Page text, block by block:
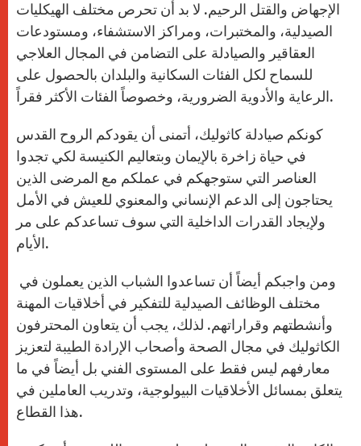
الإجهاض والقتل الرحيم. لا بد أن تحرص مختلف الهيكليات
الصيدلية، والمختبرات، ومراكز الاستشفاء، ومستودعات
العقاقير والصيادلة على التضامن في المجال العلاجي
للسماح لكل الفئات السكانية والبلدان بالحصول على
الرعاية والأدوية الضرورية، وخصوصاً الفئات الأكثر فقراً.
كونكم صيادلة كاثوليك، أتمنى أن يقودكم الروح القدس
في حياة زاخرة بالإيمان وبتعاليم الكنيسة لكي تجدوا
العناصر التي ستوجهكم في عملكم مع المرضى الذين
يحتاجون إلى الدعم الإنساني والمعنوي للعيش في الأمل
ولإيجاد القدرات الداخلية التي سوف تساعدكم على مر
الأيام.
مختلف الوظائف الصيدلية للتفكير في أخلاقيات المهنة
وأنشطتهم وقراراتهم. لذلك، يجب أن يتعاون المحترفون
الكاثوليك في مجال الصحة وأصحاب الإرادة الطيبة لتعزيز
معارفهم ليس فقط على المستوى الفني بل أيضاً في ما
يتعلق بمسائل الأخلاقيات البيولوجية، وتدريب العاملين في
هذا القطاع.